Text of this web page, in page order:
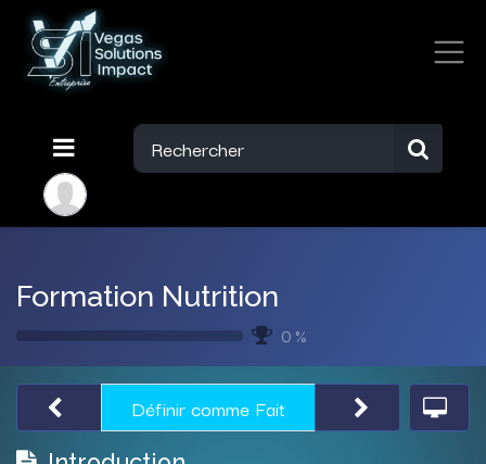
Formation Nutrition
0 %
Définir comme Fait